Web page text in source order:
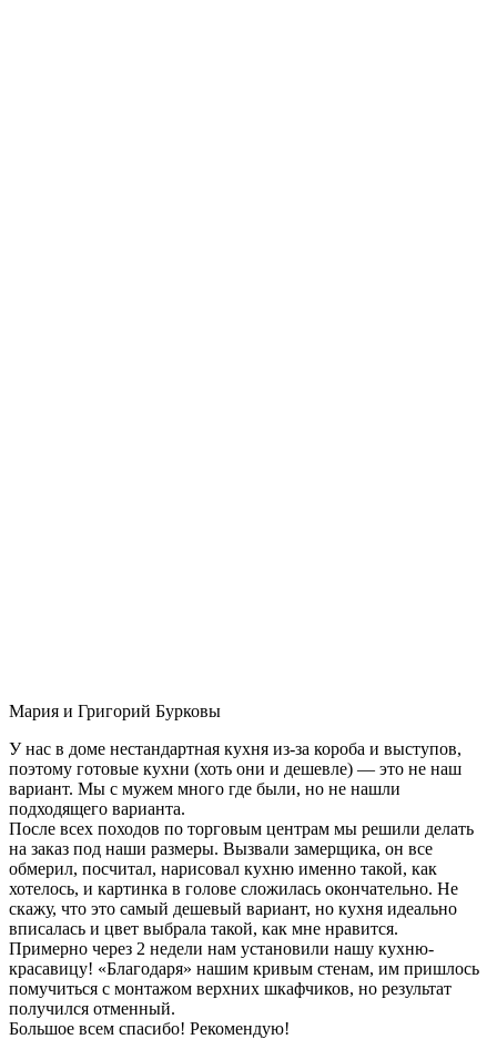
Мария и Григорий Бурковы
У нас в доме нестандартная кухня из-за короба и выступов,
поэтому готовые кухни (хоть они и дешевле) — это не наш
вариант. Мы с мужем много где были, но не нашли
подходящего варианта.
После всех походов по торговым центрам мы решили делать
на заказ под наши размеры. Вызвали замерщика, он все
обмерил, посчитал, нарисовал кухню именно такой, как
хотелось, и картинка в голове сложилась окончательно. Не
скажу, что это самый дешевый вариант, но кухня идеально
вписалась и цвет выбрала такой, как мне нравится.
Примерно через 2 недели нам установили нашу кухню-
красавицу! «Благодаря» нашим кривым стенам, им пришлось
помучиться с монтажом верхних шкафчиков, но результат
получился отменный.
Большое всем спасибо! Рекомендую!